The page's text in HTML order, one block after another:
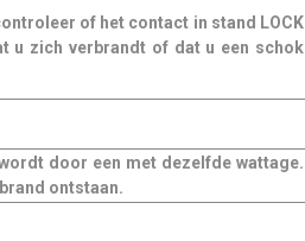
of het contact in stand LOCK
u zich verbrandt of dat u een schok
door een met dezelfde wattage.
ontstaan.